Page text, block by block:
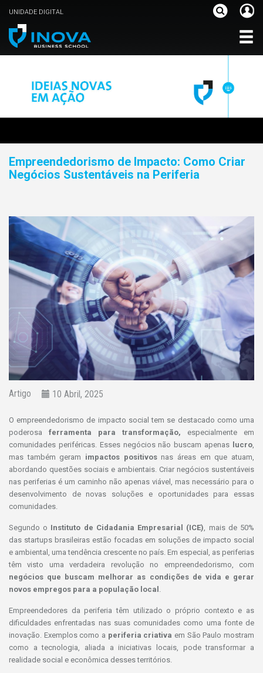
UNIDADE DIGITAL
Empreendedorismo de Impacto: Como Criar
Negócios Sustentáveis na Periferia
Artigo 10 Abril, 2025
O empreendedorismo de impacto social tem se destacado como uma
poderosa ferramenta para transformação, especialmente em
comunidades periféricas. Esses negócios não buscam apenas lucro
mas também geram impactos positivosnas áreas em que atuam,
abordando questões sociais e ambientais. Criar negócios sustentáveis
nas periferias é um caminho não apenas viável, mas necessário para o
desenvolvimento de novas soluções e oportunidades para essas
comunidades.
Segundo o Instituto de Cidadania Empresarial (ICE) , mais de 50%
das startups brasileiras estão focadas em soluções de impacto social
e ambiental, uma tendência crescente no país. Em especial, as periferias
têm visto uma verdadeira revolução no empreendedorismo, com
negócios que buscam melhorar as condições de vida e gerar
novos empregos para a população local
Empreendedores da periferia têm utilizado o próprio contexto e as
dificuldades enfrentadas nas suas comunidades como uma fonte de
inovação. Exemplos como a periferia criativa em São Paulo mostram
como a tecnologia, aliada a iniciativas locais, pode transformar a
realidade social e econômica desses territórios.